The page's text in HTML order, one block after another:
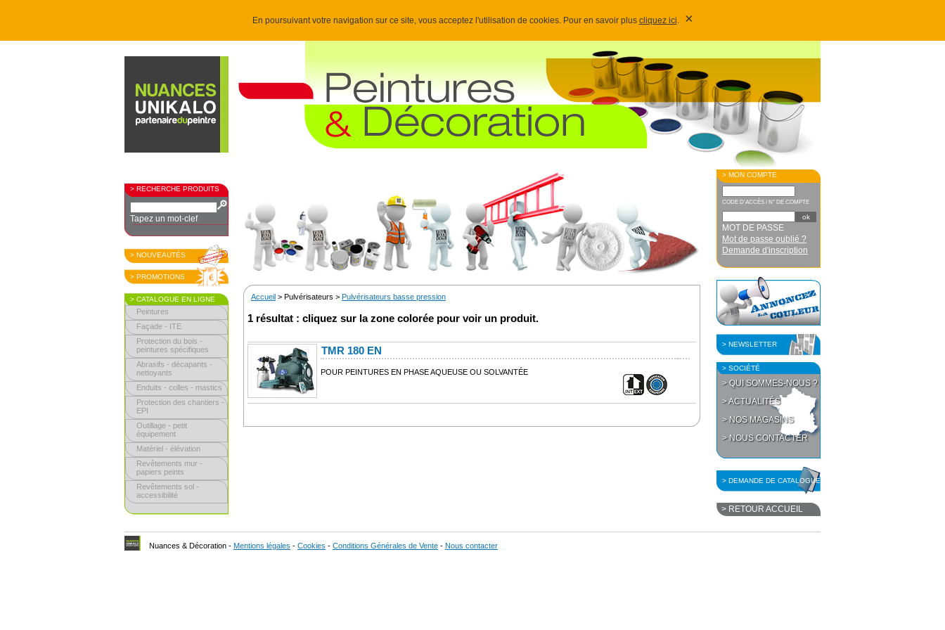
En poursuivant votre navigation sur ce site, vous acceptez l'utilisation de cookies. Pour en savoir plus cliquez ici. ×
> RECHERCHE PRODUITS
Tapez un mot-clef
> NOUVEAUTÉS
> PROMOTIONS
> CATALOGUE EN LIGNE
Peintures
Façade - ITE
Protection du bois -
peintures spécifiques
Abrasifs - décapants -
nettoyants
Enduits - colles - mastics
Protection des chantiers -
EPI
Outillage - petit
équipement
Matériel - élévation
Revêtements mur -
papiers peints
Revêtements sol -
accessibilité
Accueil > Pulvérisateurs > Pulvérisateurs basse pression
1 résultat : cliquez sur la zone colorée pour voir un produit.
TMR 180 EN
POUR PEINTURES EN PHASE AQUEUSE OU SOLVANTÉE
> MON COMPTE
CODE D'ACCÈS / N° DE COMPTE
MOT DE PASSE
Mot de passe oublié ?
Demande d'inscription
> NEWSLETTER
> SOCIÉTÉ
> QUI SOMMES-NOUS ?
> ACTUALITÉS
> NOS MAGASINS
> NOUS CONTACTER
> DEMANDE DE CATALOGUE
> RETOUR ACCUEIL
Nuances & Décoration - Mentions légales - Cookies - Conditions Générales de Vente - Nous contacter